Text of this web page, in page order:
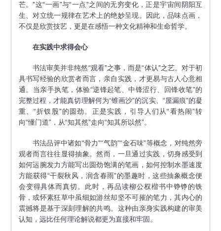
芒。”这“一画”与“一点”之间的无穷变化，正是宇宙间阴阳互
生、对立统一规律在艺术上的绝妙呈现。因此，品味点画，
不仅是欣赏技艺，更是在感悟一种文化精神和生命哲学。
在实践中求得会心
书法审美并非纯然“观看”之事，而是“体认”之艺。对于初
具书写经验的欣赏者而言，亲自实践，才更易与古人心意相
通。当亲手执笔，体验“逆锋起笔、中锋涩行、回锋收笔”的
完整过程，才能真切理解何为“锥画沙”的沉实、“屋漏痕”的凝
重、“折钗股”的圆劲。正是实践，引导人们从“看热闹”转
向“懂门道”，从“知其然”走向“知其所以然”。
书法品评中诸如“骨力”“气韵”“金石味”等概念，对纯然旁
观者而言往往显得抽象。然而，一旦通过实践，切身感受到
如何运腕发力方能写出圆劲饱满的笔画，如何控制水墨速度
方能获得“干裂秋风，润含春雨”的墨趣时，这些抽象概念便
会变得具体而真切。此时，再品读柳公权楷书中铮铮的铁
骨，或怀素狂草中虽细如游丝却坚不可摧的笔力，其内心的
震撼将是基于深刻理解的共鸣。这种由亲身实践构建的审美
认知，远比任何理论解说都更为直接和牢固。